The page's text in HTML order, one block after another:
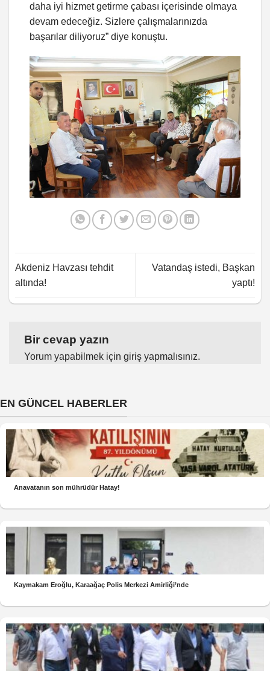
daha iyi hizmet getirme çabası içerisinde olmaya
devam edeceğiz. Sizlere çalışmalarınızda
başarılar diliyoruz” diye konuştu.
Akdeniz Havzası tehdit
altında!
Vatandaş istedi, Başkan
yaptı!
Bir cevap yazın
Yorum yapabilmek için giriş yapmalısınız.
EN GÜNCEL HABERLER
Anavatanın son mührüdür Hatay!
Kaymakam Eroğlu, Karaağaç Polis Merkezi Amirliği’nde